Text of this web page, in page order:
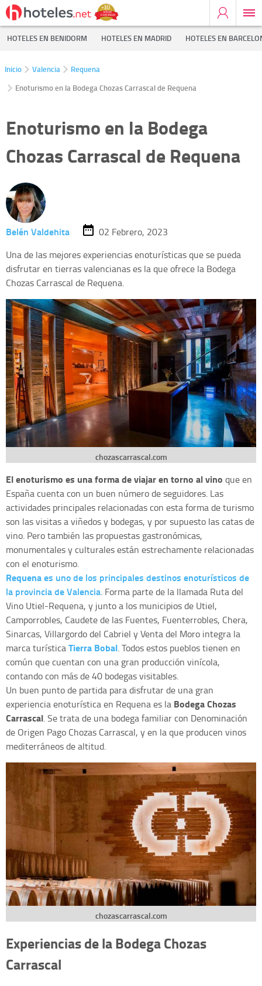
HOTELES EN BENIDORM HOTELES EN MADRID HOTELES EN
Inicio Valencia
Requena
Enoturismo en la Bodega Chozas Carrascal de Requena
Enoturismo en la Bodega
Chozas Carrascal de Requena
Belén Valdehita
02 Febrero, 2023
Una de las mejores experiencias enoturísticas que se pueda
disfrutar en tierras valencianas es la que ofrece la Bodega
Chozas Carrascal de Requena.
chozascarrascal.com
El enoturismo es una forma de viajar en torno al vino que en
España cuenta con un buen número de seguidores. Las
actividades principales relacionadas con esta forma de turismo
son las visitas a viñedos y bodegas, y por supuesto las catas de
vino. Pero también las propuestas gastronómicas,
monumentales y culturales están estrechamente relacionadas
con el enoturismo.
Requenaes uno de los principales destinos enoturísticos de
la provincia de Valencia. Forma parte de la llamada Ruta del
Vino Utiel-Requena, y junto a los municipios de Utiel,
Camporrobles, Caudete de las Fuentes, Fuenterrobles, Chera,
Sinarcas, Villargordo del Cabriel y Venta del Moro integra la
marca turísticaTierra Bobal. Todos estos pueblos tienen en
común que cuentan con una gran producción vinícola,
contando con más de 40 bodegas visitables.
Un buen punto de partida para disfrutar de una gran
experiencia enoturística en Requena es la Bodega Chozas
Carrascal. Se trata de una bodega familiar con Denominación
de Origen Pago Chozas Carrascal, y en la que producen vinos
mediterráneos de altitud.
chozascarrascal.com
Experiencias de la Bodega Chozas
Carrascal